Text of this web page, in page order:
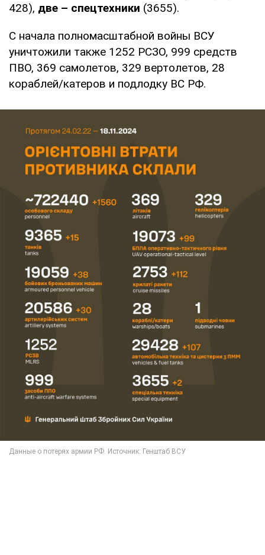
428), две – спецтехники (3655).
С начала полномасштабной войны ВСУ
уничтожили также 1252 РСЗО, 999 средств
ПВО, 369 самолетов, 329 вертолетов, 28
кораблей/катеров и подлодку ВС РФ.